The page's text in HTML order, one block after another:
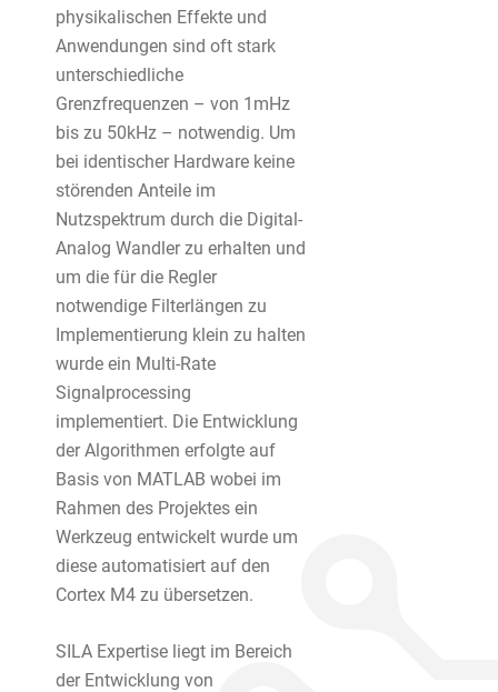
physikalischen Effekte und
Anwendungen sind oft stark
unterschiedliche
Grenzfrequenzen – von 1mHz
bis zu 50kHz – notwendig. Um
bei identischer Hardware keine
störenden Anteile im
Nutzspektrum durch die Digital-
Analog Wandler zu erhalten und
um die für die Regler
notwendige Filterlängen zu
Implementierung klein zu halten
wurde ein Multi-Rate
Signalprocessing
implementiert. Die Entwicklung
der Algorithmen erfolgte auf
Basis von MATLAB wobei im
Rahmen des Projektes ein
Werkzeug entwickelt wurde um
diese automatisiert auf den
Cortex M4 zu übersetzen.
SILA Expertise liegt im Bereich
der Entwicklung von